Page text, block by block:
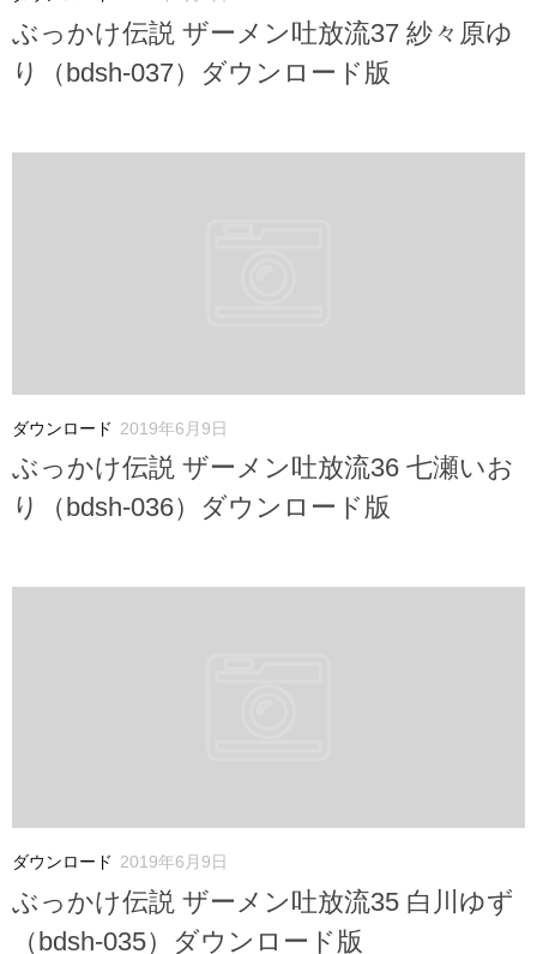
ぶっかけ伝説 ザーメン吐放流37 紗々原ゆ
り（bdsh-037）ダウンロード版
ダウンロード 2019年6月9日
ぶっかけ伝説 ザーメン吐放流36 七瀬いお
り（bdsh-036）ダウンロード版
ダウンロード 2019年6月9日
ぶっかけ伝説 ザーメン吐放流35 白川ゆず
（bdsh-035）ダウンロード版